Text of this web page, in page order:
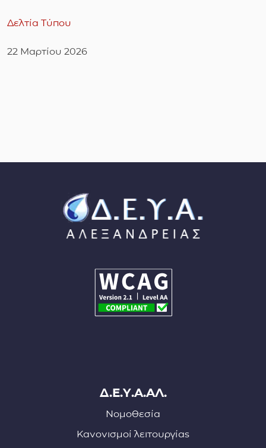
Δελτία Τύπου
22 Μαρτίου 2026
Δ.Ε.Υ.Α.ΑΛ.
Νομοθεσία
Κανονισμοί λειτουργίας